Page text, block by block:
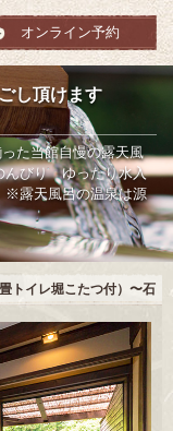
オンライン予約
し頂けます
た当館自慢の露天風
んびり ゆったり水入
※露天風呂の温泉は源
畳トイレ堀こたつ付）〜石